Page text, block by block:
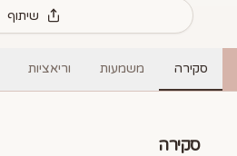
שיתוף
סקירה משמעות וריאציות
סקירה